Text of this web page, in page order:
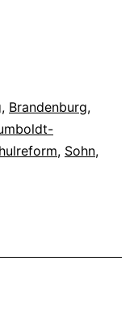
, Brandenburg,
, Sohn,